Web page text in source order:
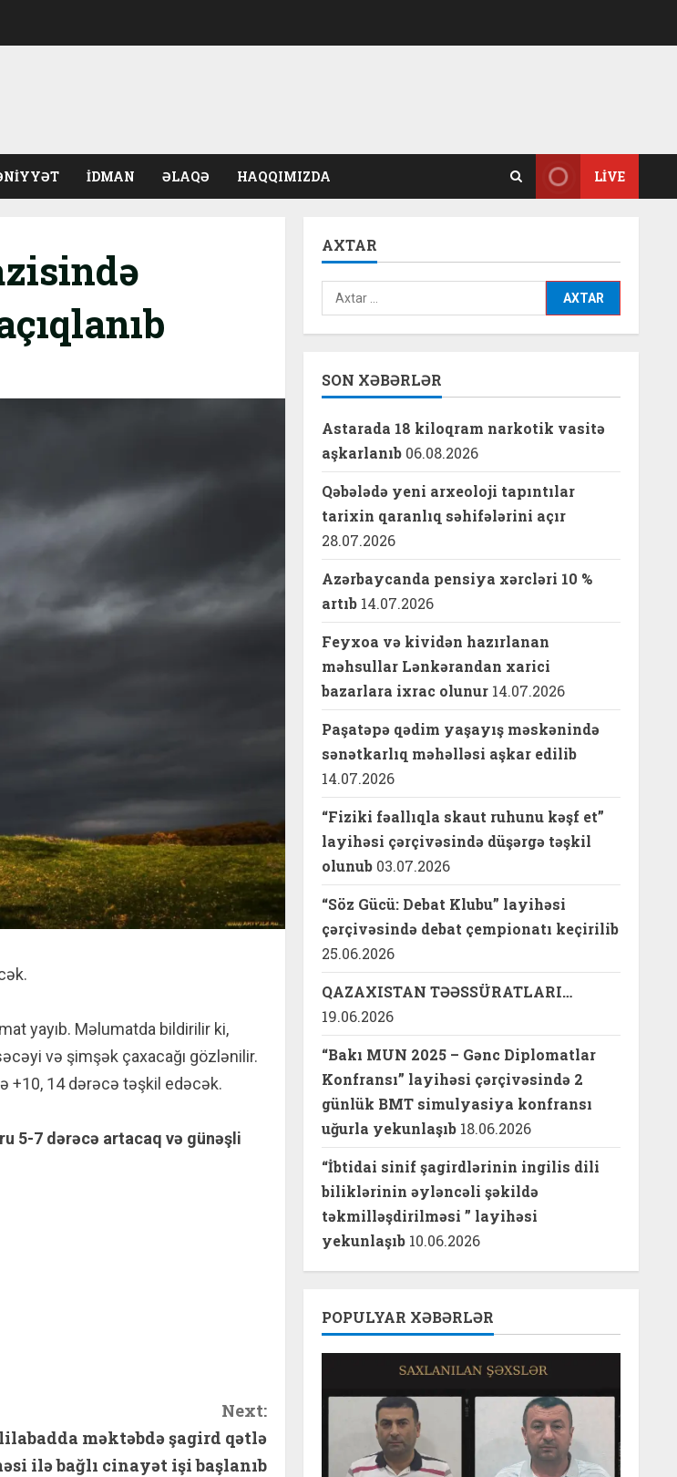
İDMAN ƏLAQƏ HAQQIMIZDA LIVE
yayıb. Məlumatda bildirilir ki,
və şimşək çaxacağı gözlənilir.
+10, 14 dərəcə təşkil edəcək.
5-7 dərəcə artacaq və günəşli
Next:
məktəbdə şagird qətlə
ilə bağlı cinayət işi başlanıb
AXTAR
Axtarış:
SON XƏBƏRLƏR
Astarada 18 kiloqram narkotik vasitə
aşkarlanıb 06.08.2026
Qəbələdə yeni arxeoloji tapıntılar
tarixin qaranlıq səhifələrini açır
28.07.2026
Azərbaycanda pensiya xərcləri 10 %
artıb 14.07.2026
Feyxoa və kividən hazırlanan
məhsullar Lənkərandan xarici
bazarlara ixrac olunur 14.07.2026
Paşatəpə qədim yaşayış məskənində
sənətkarlıq məhəlləsi aşkar edilib
14.07.2026
“Fiziki fəallıqla skaut ruhunu kəşf et”
layihəsi çərçivəsində düşərgə təşkil
olunub 03.07.2026
“Söz Gücü: Debat Klubu” layihəsi
çərçivəsində debat çempionatı keçirilib
25.06.2026
QAZAXISTAN TƏƏSSÜRATLARI…
19.06.2026
“Bakı MUN 2025 – Gənc Diplomatlar
Konfransı” layihəsi çərçivəsində 2
günlük BMT simulyasiya konfransı
uğurla yekunlaşıb 18.06.2026
“İbtidai sinif şagirdlərinin ingilis dili
biliklərinin əyləncəli şəkildə
təkmilləşdirilməsi ” layihəsi
yekunlaşıb 10.06.2026
POPULYAR XƏBƏRLƏR